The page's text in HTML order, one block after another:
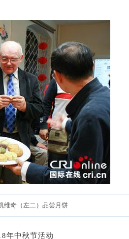
维奇（左二）品尝月饼
年中秋节活动